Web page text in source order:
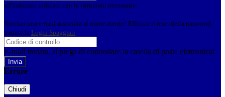
all'indirizzo indicato con le istruzioni necessarie.
Non hai una e-mail associata al nome utente? Effettua il reset della password
tramite la Login Spaggiari
E-mail inviata, si prega di controllare la casella di posta elettronica!
Errore
Chiudi